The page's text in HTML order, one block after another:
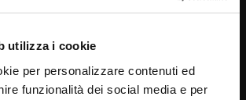
utilizza i cookie
per personalizzare contenuti ed
funzionalità dei social media e per
Pio